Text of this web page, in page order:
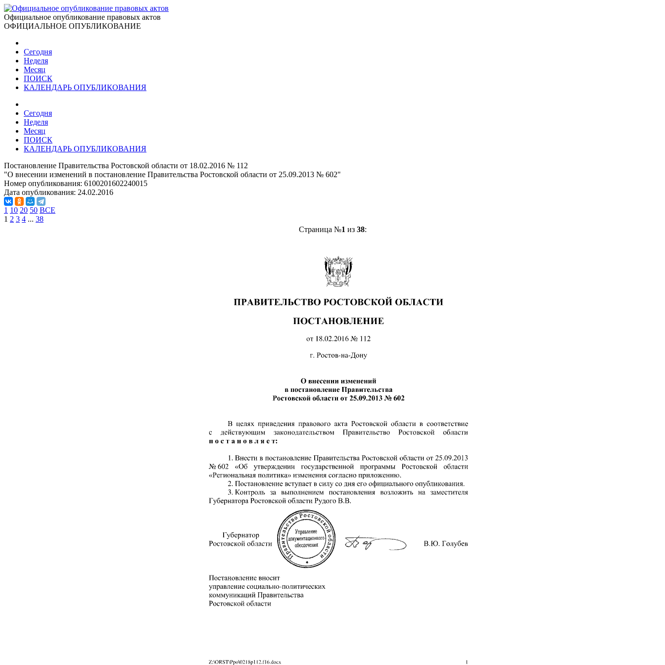
Официальное опубликование правовых актов
ОФИЦИАЛЬНОЕ ОПУБЛИКОВАНИЕ
Сегодня
Неделя
Месяц
ПОИСК
КАЛЕНДАРЬ ОПУБЛИКОВАНИЯ
Сегодня
Неделя
Месяц
ПОИСК
КАЛЕНДАРЬ ОПУБЛИКОВАНИЯ
Постановление Правительства Ростовской области от 18.02.2016 № 112
"О внесении изменений в постановление Правительства Ростовской области от 25.09.2013 № 602"
Номер опубликования: 6100201602240015
Дата опубликования: 24.02.2016
1 10 20 50 ВСЕ
1 2 3 4 ... 38
Страница №1 из 38: